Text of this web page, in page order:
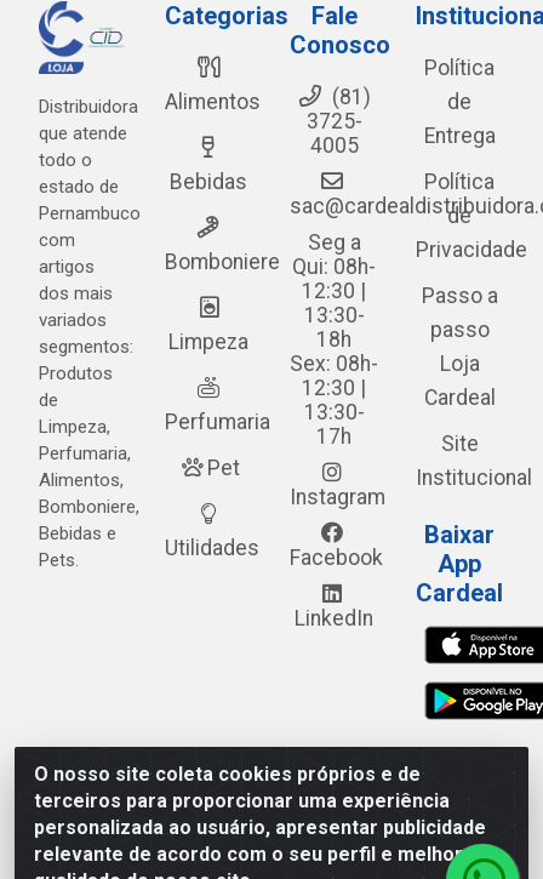
O nosso site coleta cookies próprios e de
terceiros para proporcionar uma experiência
personalizada ao usuário, apresentar publicidade
relevante de acordo com o seu perfil e melhorar a
Distribuidora
que atende
todo o
estado de
Pernambuco
com
artigos
dos mais
variados
segmentos:
Produtos
de
Limpeza,
Perfumaria,
Alimentos,
Bomboniere,
Bebidas e
Pets.
Categorias
Alimentos
Bebidas
Bomboniere
Limpeza
Perfumaria
Pet
Utilidades
Fale
Conosco
(81)
3725-
4005
Seg a
Qui: 08h-
12:30 |
13:30-
18h
Sex: 08h-
12:30 |
13:30-
17h
Instagram
Facebook
LinkedIn
Política
de
Entrega
Política
de
Privacidade
Passo a
passo
Loja
Cardeal
Site
Institucional
Baixar
App
Cardeal
Cardeal Distribuidora - Estrada Alto do Moura, 582 - Alto
do Moura - Caruaru/PE - CEP 55.040-120 - CNPJ
05.253.499/0001-62